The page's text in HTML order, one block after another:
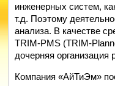
инженерных систем,
т.д. Поэтому
анализа. В качестве
TRIM-PMS (TRIM-
дочерняя
Компания «АйТиЭм»